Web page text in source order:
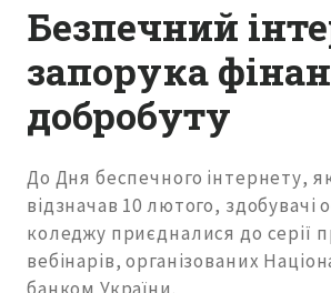
Безпечний
запорука
добробуту
До Дня беспечного інтернету,
відзначав 10 лютого, здобувачі
коледжу приєдналися до серії
вебінарів, організованих